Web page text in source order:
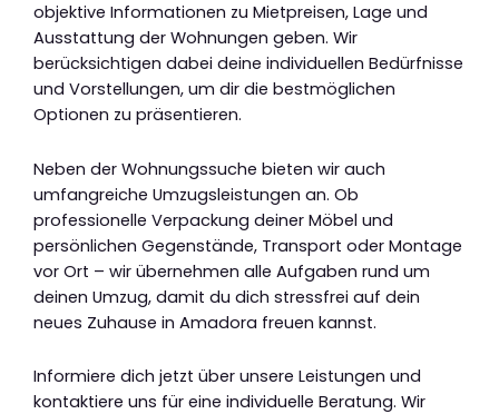
objektive Informationen zu Mietpreisen, Lage und
Ausstattung der Wohnungen geben. Wir
berücksichtigen dabei deine individuellen Bedürfnisse
und Vorstellungen, um dir die bestmöglichen
Optionen zu präsentieren.
Neben der Wohnungssuche bieten wir auch
umfangreiche Umzugsleistungen an. Ob
professionelle Verpackung deiner Möbel und
persönlichen Gegenstände, Transport oder Montage
vor Ort – wir übernehmen alle Aufgaben rund um
deinen Umzug, damit du dich stressfrei auf dein
neues Zuhause in Amadora freuen kannst.
Informiere dich jetzt über unsere Leistungen und
kontaktiere uns für eine individuelle Beratung. Wir